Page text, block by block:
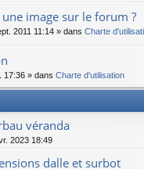
image sur le forum ?
2011 11:14 » dans Charte
17:36 » dans Charte d'utilisation
véranda
2023 18:49
dalle et surbot